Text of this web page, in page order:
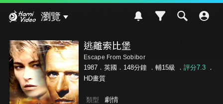
瀏覽
逃離索比堡
Escape From Sobibor
1987．英國．148分鐘 ． 輔15級 ． 評分7.3．
HD畫質
類型 劇情